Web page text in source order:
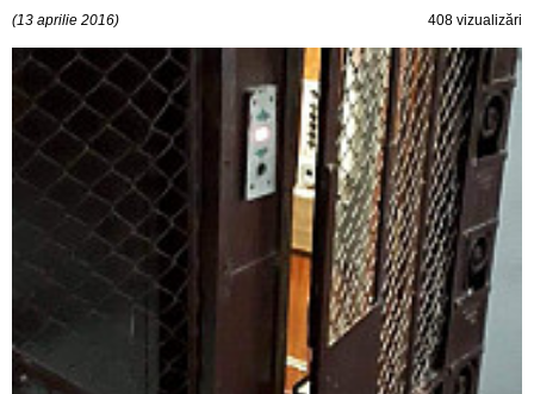
(13 aprilie 2016) 408 vizualizări